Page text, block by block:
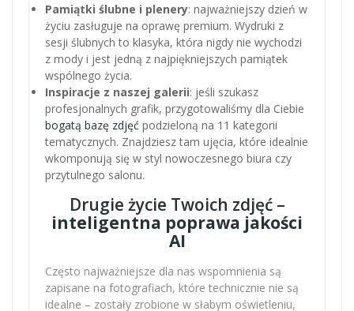
Pamiątki ślubne i plenery: najważniejszy dzień w
życiu zasługuje na oprawę premium. Wydruki z
sesji ślubnych to klasyka, która nigdy nie wychodzi
z mody i jest jedną z najpiękniejszych pamiątek
wspólnego życia.
Inspiracje z naszej galerii: jeśli szukasz
profesjonalnych grafik, przygotowaliśmy dla Ciebie
bogatą bazę zdjęć podzieloną na 11 kategorii
tematycznych. Znajdziesz tam ujęcia, które idealnie
wkomponują się w styl nowoczesnego biura czy
przytulnego salonu.
Drugie życie Twoich zdjęć –
inteligentna poprawa jakości
AI
Często najważniejsze dla nas wspomnienia są
zapisane na fotografiach, które technicznie nie są
idealne – zostały zrobione w słabym oświetleniu,